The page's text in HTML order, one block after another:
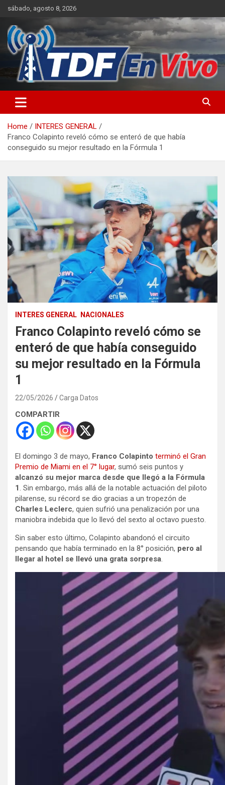
Skip
content
sábado, agosto 8, 2026
Home
INTERES GENERAL
Franco Colapinto reveló cómo se enteró de que había
conseguido su mejor resultado en la Fórmula 1
INTERES GENERAL NACIONALES
Franco Colapinto reveló cómo se
enteró de que había conseguido
su mejor resultado en la Fórmula
1
22/05/2026 Carga Datos
COMPARTIR
El domingo 3 de mayo, Franco Colapinto terminó el Gran
Premio de Miami en el 7° lugar, sumó seis puntos y
alcanzó su mejor marca desde que llegó a la Fórmula
1 . Sin embargo, más allá de la notable actuación del piloto
pilarense, su récord se dio gracias a un tropezón de
Charles Leclerc, quien sufrió una penalización por una
maniobra indebida que lo llevó del sexto al octavo puesto.
Sin saber esto último, Colapinto abandonó el circuito
pensando que había terminado en la 8° posición, pero al
llegar al hotel se llevó una grata sorpresa